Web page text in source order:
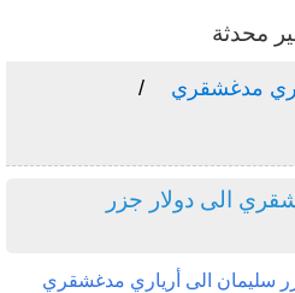
محدثة
مدغشقري
الى دولار جزر
سليمان الى أرياري مدغشقري